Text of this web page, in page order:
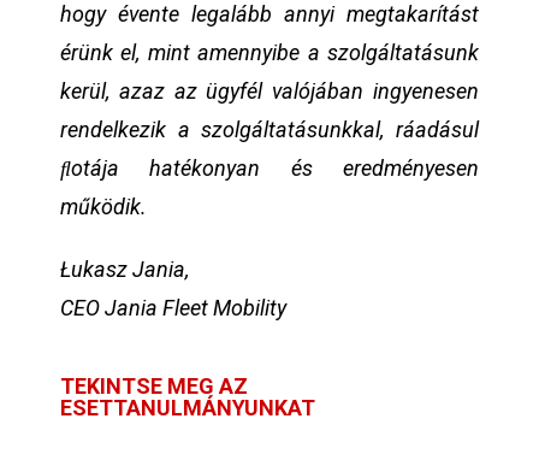
hogy évente legalább annyi megtakarítást
érünk el, mint amennyibe a szolgáltatásunk
kerül, azaz az ügyfél valójában ingyenesen
rendelkezik a szolgáltatásunkkal, ráadásul
ﬂotája hatékonyan és eredményesen
működik.
Łukasz Jania,
CEO Jania Fleet Mobility
TEKINTSE MEG AZ
ESETTANULMÁNYUNKAT